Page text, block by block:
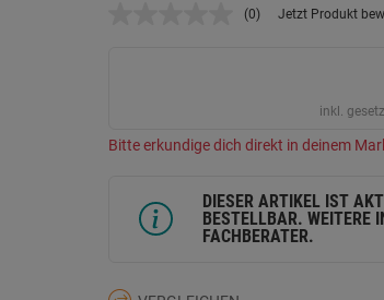
Kein
(0) Jetzt Produkt
inkl.
Bitte erkundige dich direkt in deinem
DIESER ARTIKEL IST
BESTELLBAR. WEITERE
FACHBERATER.